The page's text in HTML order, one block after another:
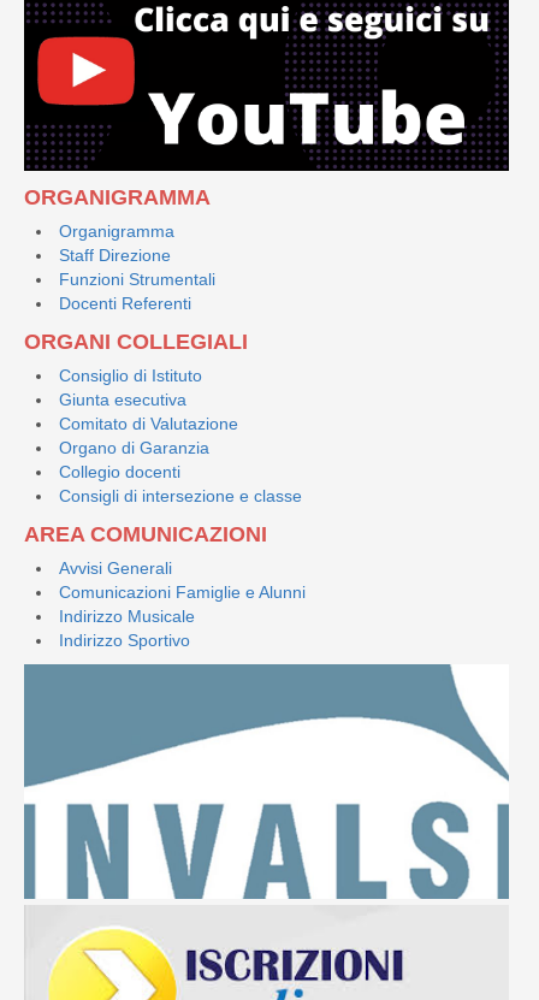
ORGANIGRAMMA
Organigramma
Staff Direzione
Funzioni Strumentali
Docenti Referenti
ORGANI COLLEGIALI
Consiglio di Istituto
Giunta esecutiva
Comitato di Valutazione
Organo di Garanzia
Collegio docenti
Consigli di intersezione e classe
AREA COMUNICAZIONI
Avvisi Generali
Comunicazioni Famiglie e Alunni
Indirizzo Musicale
Indirizzo Sportivo